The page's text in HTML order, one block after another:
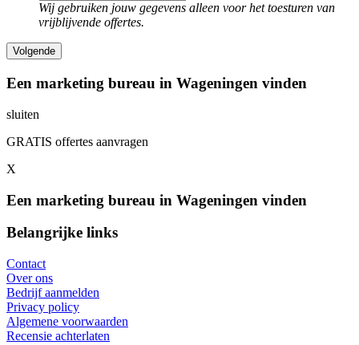
Wij gebruiken jouw gegevens alleen voor het toesturen van
vrijblijvende offertes.
Een marketing bureau in Wageningen vinden
sluiten
GRATIS offertes aanvragen
X
Een marketing bureau in Wageningen vinden
Belangrijke links
Contact
Over ons
Bedrijf aanmelden
Privacy policy
Algemene voorwaarden
Recensie achterlaten